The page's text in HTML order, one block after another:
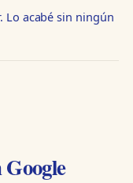
Lo acabé sin ningún